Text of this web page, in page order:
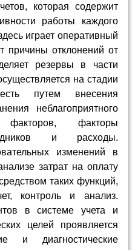
которая содержит
работы каждого
играет оперативный
причины отклонений от
резервы в части
на стадии
путем внесения
неблагоприятного
факторы
и расходы.
изменений в
затрат на оплату
таких функций,
контроль и анализ.
в системе учета и
целей проявляется
и диагностические